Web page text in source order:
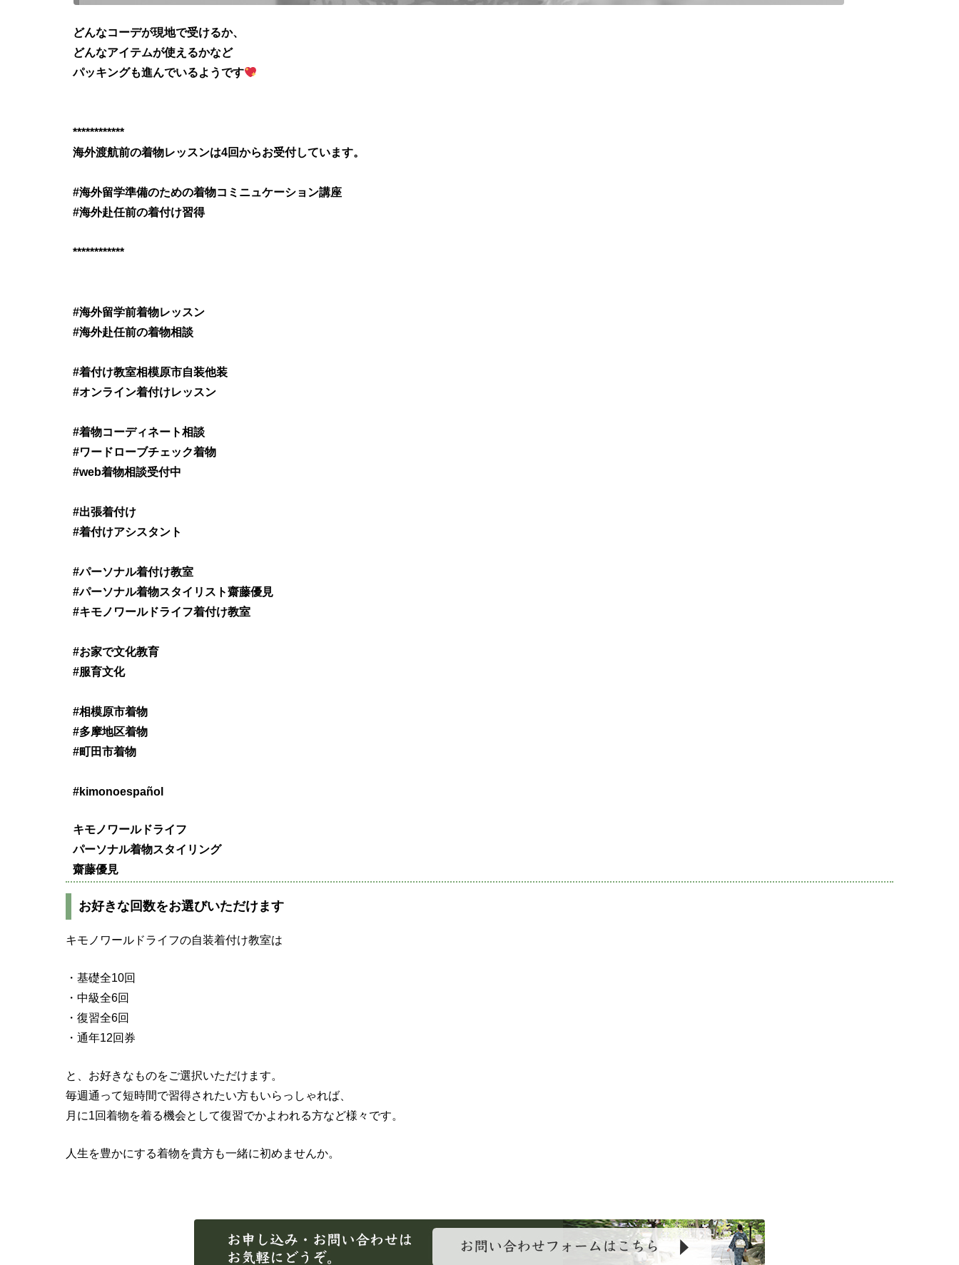
どんなコーデが現地で受けるか、
どんなアイテムが使えるかなど
パッキングも進んでいるようです
************
海外渡航前の着物レッスンは4回からお受付しています。
#海外留学準備のための着物コミニュケーション講座
#海外赴任前の着付け習得
************
#海外留学前着物レッスン
#海外赴任前の着物相談
#着付け教室相模原市自装他装
#オンライン着付けレッスン
#着物コーディネート相談
#ワードローブチェック着物
#web着物相談受付中
#出張着付け
#着付けアシスタント
#パーソナル着付け教室
#パーソナル着物スタイリスト齋藤優見
#キモノワールドライフ着付け教室
#お家で文化教育
#服育文化
#相模原市着物
#多摩地区着物
#町田市着物
#kimonoespañol
キモノワールドライフ
パーソナル着物スタイリング
齋藤優見
お好きな回数をお選びいただけます
キモノワールドライフの自装着付け教室は
・基礎全10回
・中級全6回
・復習全6回
・通年12回券
と、お好きなものをご選択いただけます。
毎週通って短時間で習得されたい方もいらっしゃれば、
月に1回着物を着る機会として復習でかよわれる方など様々です。
人生を豊かにする着物を貴方も一緒に初めませんか。